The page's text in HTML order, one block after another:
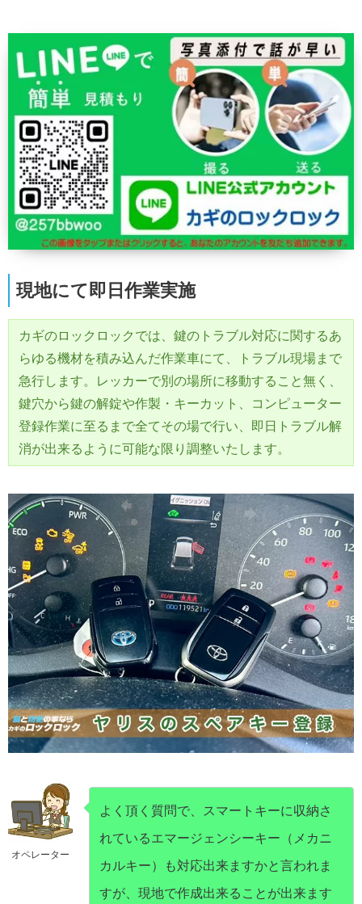
現地にて即日作業実施
カギのロックロックでは、鍵のトラブル対応に関するあ
らゆる機材を積み込んだ作業車にて、トラブル現場まで
急行します。レッカーで別の場所に移動すること無く、
鍵穴から鍵の解錠や作製・キーカット、コンピューター
登録作業に至るまで全てその場で行い、即日トラブル解
消が出来るように可能な限り調整いたします。
オペレーター
よく頂く質問で、スマートキーに収納さ
れているエマージェンシーキー（メカニ
カルキー）も対応出来ますかと言われま
すが、現地で作成出来ることが出来ます